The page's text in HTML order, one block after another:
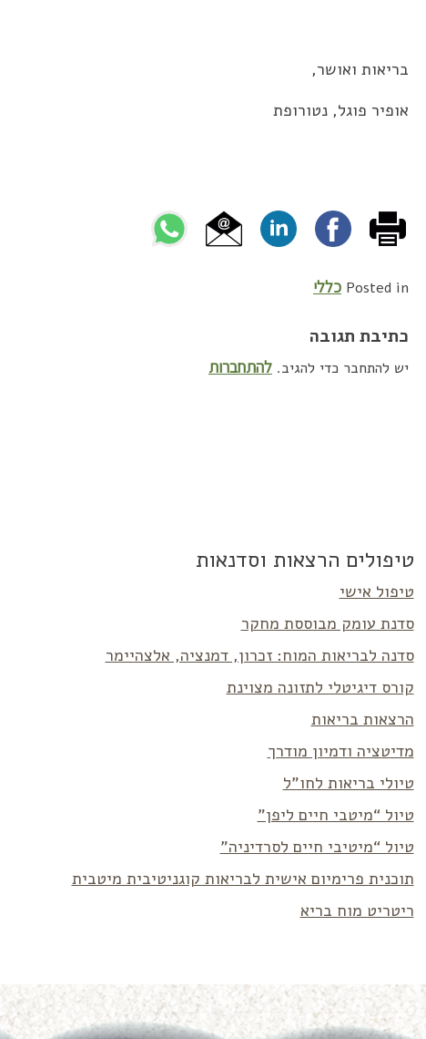
בריאות ואושר,
אופיר פוגל, נטורופת
Posted in כללי
כתיבת תגובה
יש להתחבר כדי להגיב. להתחברות
טיפולים הרצאות וסדנאות
טיפול אישי
סדנת עומק מבוססת מחקר
סדנה לבריאות המוח: זכרון, דמנציה, אלצהיימר
קורס דיגיטלי לתזונה מצוינת
הרצאות בריאות
מדיטציה ודמיון מודרך
טיולי בריאות לחו”ל
טיול “מיטבי חיים ליפן”
טיול “מיטיבי חיים לסרדיניה”
תוכנית פרימיום אישית לבריאות קוגניטיבית מיטבית
ריטריט מוח בריא